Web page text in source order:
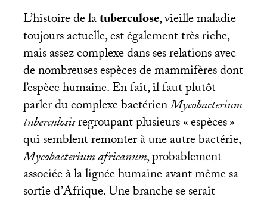
L’histoire de latuberculose, vieille maladie
toujours actuelle, est également très riche,
mais assez complexe dans ses relations avec
de nombreuses espèces de mammifères dont
l’espèce humaine. En fait, il faut plutôt
parler du complexe bactérienMycobacterium
tuberculosisregroupant plusieurs «espèces»
qui semblent remonter à une autre bactérie,
Mycobacterium africanum, probablement
associée à la lignée humaine avant même sa
sortie d’Afrique. Une branche se serait